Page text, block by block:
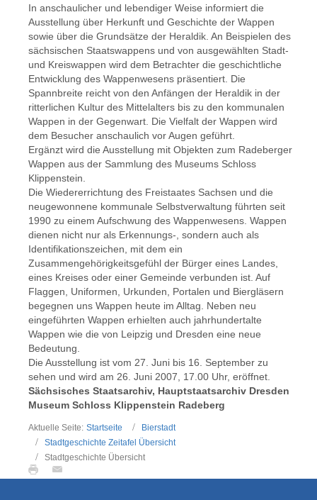
In anschaulicher und lebendiger Weise informiert die
Ausstellung über Herkunft und Geschichte der Wappen
sowie über die Grundsätze der Heraldik. An Beispielen des
sächsischen Staatswappens und von ausgewählten Stadt-
und Kreiswappen wird dem Betrachter die geschichtliche
Entwicklung des Wappenwesens präsentiert. Die
Spannbreite reicht von den Anfängen der Heraldik in der
ritterlichen Kultur des Mittelalters bis zu den kommunalen
Wappen in der Gegenwart. Die Vielfalt der Wappen wird
dem Besucher anschaulich vor Augen geführt.
Ergänzt wird die Ausstellung mit Objekten zum Radeberger
Wappen aus der Sammlung des Museums Schloss
Klippenstein.
Die Wiedererrichtung des Freistaates Sachsen und die
neugewonnene kommunale Selbstverwaltung führten seit
1990 zu einem Aufschwung des Wappenwesens. Wappen
dienen nicht nur als Erkennungs-, sondern auch als
Identifikationszeichen, mit dem ein
Zusammengehörigkeitsgefühl der Bürger eines Landes,
eines Kreises oder einer Gemeinde verbunden ist. Auf
Flaggen, Uniformen, Urkunden, Portalen und Biergläsern
begegnen uns Wappen heute im Alltag. Neben neu
eingeführten Wappen erhielten auch jahrhundertalte
Wappen wie die von Leipzig und Dresden eine neue
Bedeutung.
Die Ausstellung ist vom 27. Juni bis 16. September zu
sehen und wird am 26. Juni 2007, 17.00 Uhr, eröffnet.
Sächsisches Staatsarchiv, Hauptstaatsarchiv Dresden
Museum Schloss Klippenstein Radeberg
Aktuelle Seite: Startseite
Bierstadt
Stadtgeschichte Zeitafel Übersicht
Stadtgeschichte Übersicht